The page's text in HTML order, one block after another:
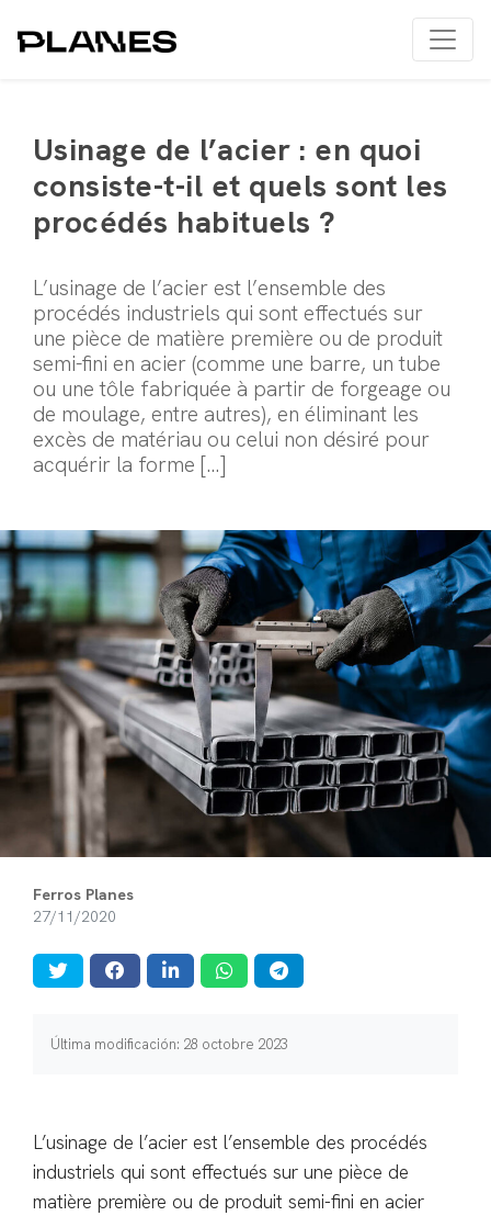
Usinage de l’acier : en quoi
consiste-t-il et quels sont les
procédés habituels ?
L’usinage de l’acier est l’ensemble des
procédés industriels qui sont effectués sur
une pièce de matière première ou de produit
semi-fini en acier (comme une barre, un tube
ou une tôle fabriquée à partir de forgeage ou
de moulage, entre autres), en éliminant les
excès de matériau ou celui non désiré pour
acquérir la forme […]
Ferros Planes
27/11/2020
Última modificación: 28 octobre 2023
L’usinage de l’acier est l’ensemble des procédés
industriels qui sont effectués sur une pièce de
matière première ou de produit semi-fini en acier